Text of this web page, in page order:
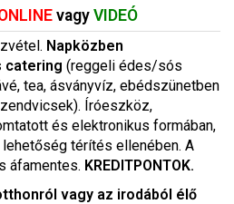
vagy VIDEÓ
Napközben
catering (reggeli édes/sós
tea, ásványvíz, ebédszünetben
Íróeszköz,
és elektronikus formában,
térítés ellenében. A
áfamentes. KREDITPONTOK.
vagy az irodából élő